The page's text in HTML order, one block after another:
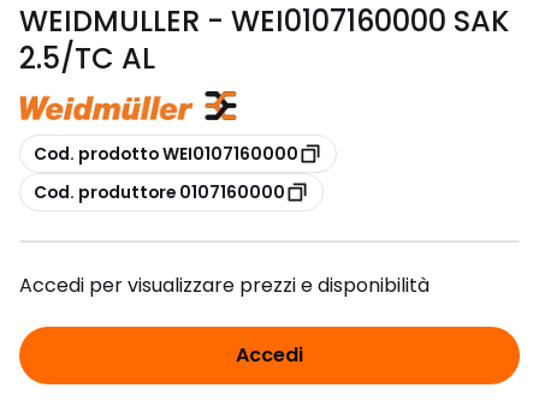
WEIDMULLER - WEI0107160000 SAK
2.5/TC AL
copia
Cod. prodotto WEI0107160000
copia
Cod. produttore 0107160000
Accedi per visualizzare prezzi e disponibilità
Accedi